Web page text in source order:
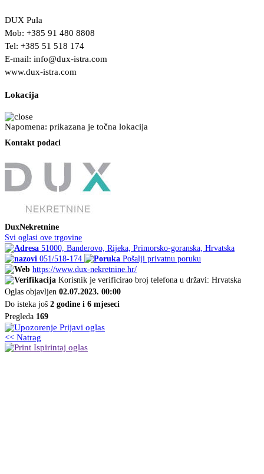
DUX Pula
Mob: +385 91 480 8808
Tel: +385 51 518 174
E-mail: info@dux-istra.com
www.dux-istra.com
Lokacija
Napomena: prikazana je točna lokacija
Kontakt podaci
DuxNekretnine
Svi oglasi ove trgovine
51000, Banderovo, Rijeka, Primorsko-goranska, Hrvatska
051/518-174
Pošalji privatnu poruku
https://www.dux-nekretnine.hr/
Korisnik je verificirao broj telefona u državi: Hrvatska
Oglas objavljen 02.07.2023. 00:00
Do isteka još 2 godine i 6 mjeseci
Pregleda 169
Prijavi oglas
<< Natrag
Ispirintaj oglas